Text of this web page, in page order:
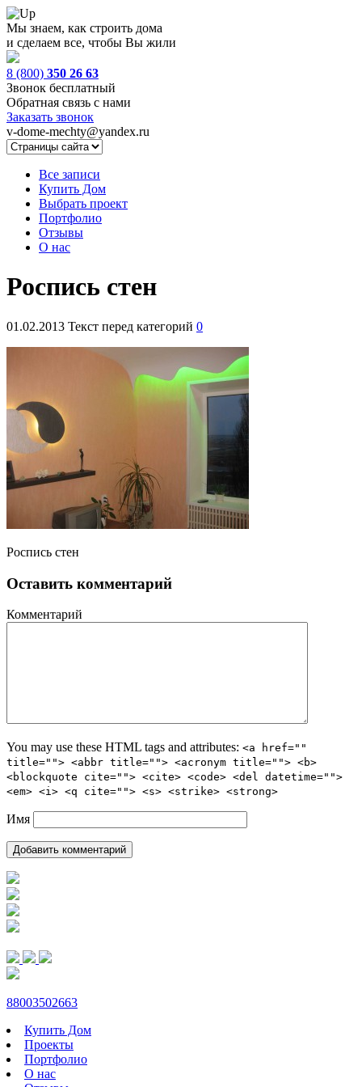
Мы знаем, как строить дома
и сделаем все, чтобы Вы жили
8 (800) 350 26 63
Звонок бесплатный
Обратная связь с нами
Заказать звонок
v-dome-mechty@yandex.ru
Все записи
Купить Дом
Выбрать проект
Портфолио
Отзывы
О нас
Роспись стен
01.02.2013 Текст перед категорий 0
Роспись стен
Оставить комментарий
Комментарий
You may use these HTML tags and attributes: <a href=""
title=""> <abbr title=""> <acronym title=""> <b>
<blockquote cite=""> <cite> <code> <del datetime="">
<em> <i> <q cite=""> <s> <strike> <strong>
Имя
88003502663
Купить Дом
Проекты
Портфолио
О нас